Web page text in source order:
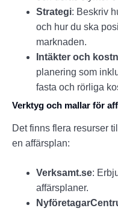
Strategi: Beskriv
och hur du ska
marknaden.
Intäkter och
planering som
fasta och rörliga
Verktyg och mallar för
Det finns flera resurser
en affärsplan:
Verksamt.se:
affärsplaner.